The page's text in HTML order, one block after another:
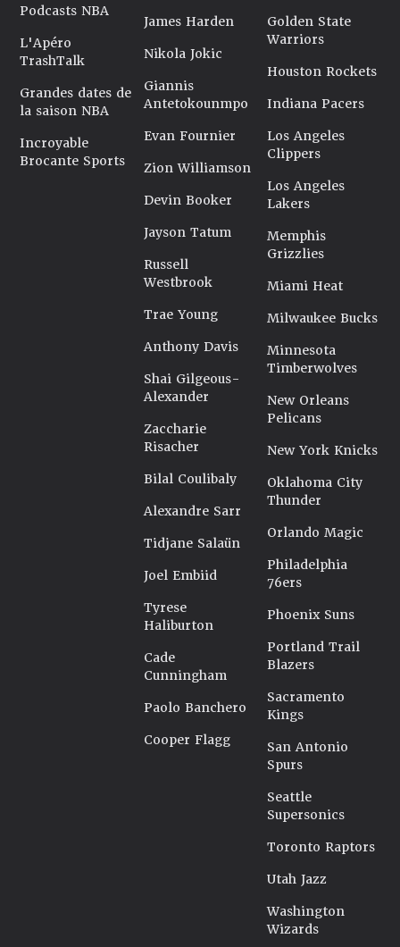
Podcasts NBA
L'Apéro
TrashTalk
Grandes dates de
la saison NBA
Incroyable
Brocante Sports
James Harden
Nikola Jokic
Giannis
Antetokounmpo
Evan Fournier
Zion Williamson
Devin Booker
Jayson Tatum
Russell
Westbrook
Trae Young
Anthony Davis
Shai Gilgeous-
Alexander
Zaccharie
Risacher
Bilal Coulibaly
Alexandre Sarr
Tidjane Salaün
Joel Embiid
Tyrese
Haliburton
Cade
Cunningham
Paolo Banchero
Cooper Flagg
Golden State
Warriors
Houston Rockets
Indiana Pacers
Los Angeles
Clippers
Los Angeles
Lakers
Memphis
Grizzlies
Miami Heat
Milwaukee Bucks
Minnesota
Timberwolves
New Orleans
Pelicans
New York Knicks
Oklahoma City
Thunder
Orlando Magic
Philadelphia
76ers
Phoenix Suns
Portland Trail
Blazers
Sacramento
Kings
San Antonio
Spurs
Seattle
Supersonics
Toronto Raptors
Utah Jazz
Washington
Wizards